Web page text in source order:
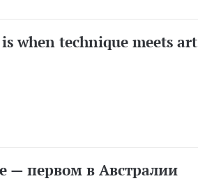
when technique meets art
— первом в Австралии